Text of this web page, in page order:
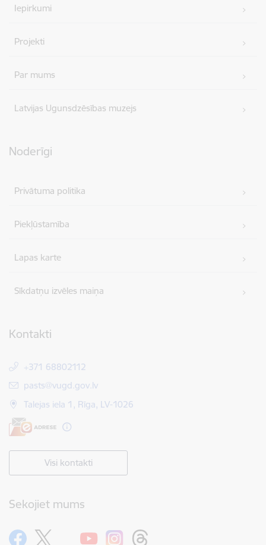
Iepirkumi
Projekti
Par mums
Latvijas Ugunsdzēsības muzejs
Noderīgi
Privātuma politika
Piekļūstamība
Lapas karte
Sīkdatņu izvēles maiņa
Kontakti
+371 68802112
E-pasts:
pasts@vugd.gov.lv
Talejas iela 1, Rīga, LV-1026
Visi kontakti
Sekojiet mums